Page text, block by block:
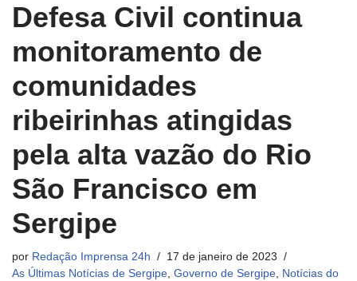
Defesa Civil continua
monitoramento de
comunidades
ribeirinhas atingidas
pela alta vazão do Rio
São Francisco em
Sergipe
por Redação Imprensa 24h
17 de janeiro de 2023
As Últimas Notícias de Sergipe, Governo de Sergipe, Notícias do